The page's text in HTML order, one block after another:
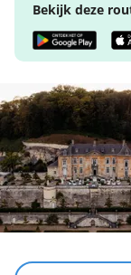
Bekijk deze